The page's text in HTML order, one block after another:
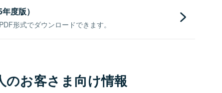
度版）
形式でダウンロードできます。
のお客さま向け情報